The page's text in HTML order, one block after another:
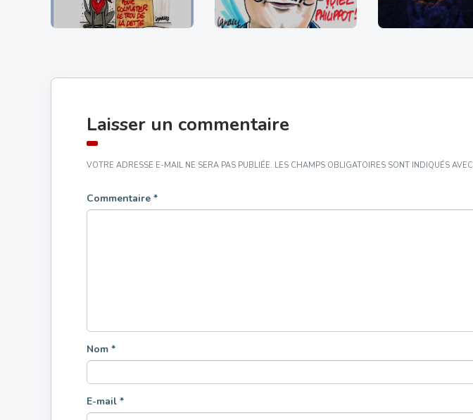
Laisser un commentaire
VOTRE ADRESSE E-MAIL NE SERA PAS PUBLIÉE. LES CHAMPS OBLIGATOIRES SONT INDIQUÉS AVEC
Commentaire *
Nom *
E-mail *